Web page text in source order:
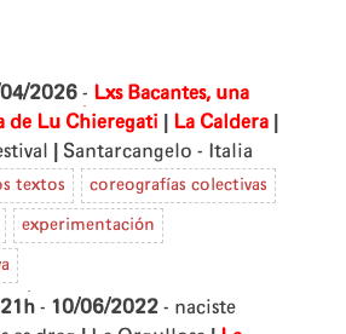
2026 - Lxs Bacantes, una
de Lu Chieregati
La Caldera
Santarcangelo - Italia
textos coreografías colectivas
experimentación
- 10/06/2022 - naciste